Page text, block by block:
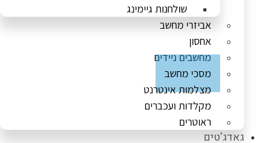
שולחנות גיימינג
אביזרי מחשב
אחסון
מחשבים ניידים
מסכי מחשב
מצלמות אינטרנט
מקלדות ועכברים
ראוטרים
גאדג'טים